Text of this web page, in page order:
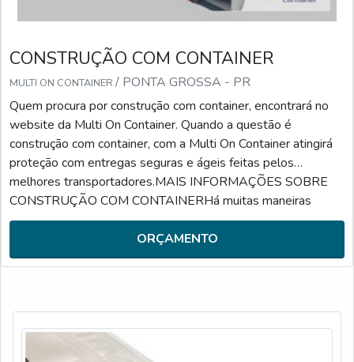
CONSTRUÇÃO COM CONTAINER
MULTI ON CONTAINER / PONTA GROSSA - PR
Quem procura por construção com container, encontrará no
website da Multi On Container. Quando a questão é
construção com container, com a Multi On Container atingirá
proteção com entregas seguras e ágeis feitas pelos
melhores transportadores.MAIS INFORMAÇÕES SOBRE
CONSTRUÇÃO COM CONTAINERHá muitas maneiras
eficientes de demonstrar competência e excelência em sua
área de atuação. A Multi On Container foca seus esforços em
proporcionar a...
ORÇAMENTO